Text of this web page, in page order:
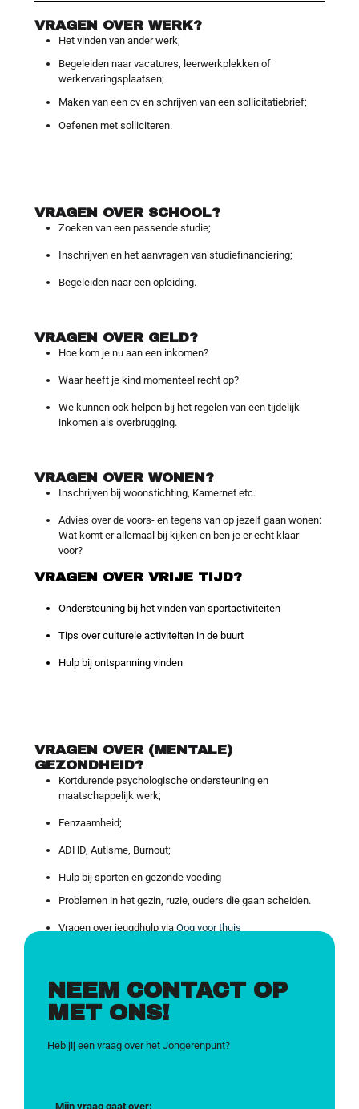
VRAGEN OVER WERK?
Het vinden van ander werk;
Begeleiden naar vacatures, leerwerkplekken of
werkervaringsplaatsen;
Maken van een cv en schrijven van een sollicitatiebrief;
Oefenen met solliciteren.
VRAGEN OVER SCHOOL?
Zoeken van een passende studie;
Inschrijven en het aanvragen van studiefinanciering;
Begeleiden naar een opleiding.
VRAGEN OVER GELD?
Hoe kom je nu aan een inkomen?
Waar heeft je kind momenteel recht op?
We kunnen ook helpen bij het regelen van een tijdelijk
inkomen als overbrugging.
VRAGEN OVER WONEN?
Inschrijven bij woonstichting, Kamernet etc.
Advies over de voors- en tegens van op jezelf gaan wonen:
Wat komt er allemaal bij kijken en ben je er echt klaar
voor?
Aanvragen huurtoeslag.
VRAGEN OVER VRIJE TIJD?
Ondersteuning bij het vinden van sportactiviteiten
Tips over culturele activiteiten in de buurt
Hulp bij ontspanning vinden
VRAGEN OVER (MENTALE)
GEZONDHEID?
Kortdurende psychologische ondersteuning en
maatschappelijk werk;
Eenzaamheid;
ADHD, Autisme, Burnout;
Hulp bij sporten en gezonde voeding
Problemen in het gezin, ruzie, ouders die gaan scheiden.
Vragen over jeugdhulp via Oog voor thuis
NEEM CONTACT OP
MET ONS!
Heb jij een vraag over het Jongerenpunt?
Mijn vraag gaat over: